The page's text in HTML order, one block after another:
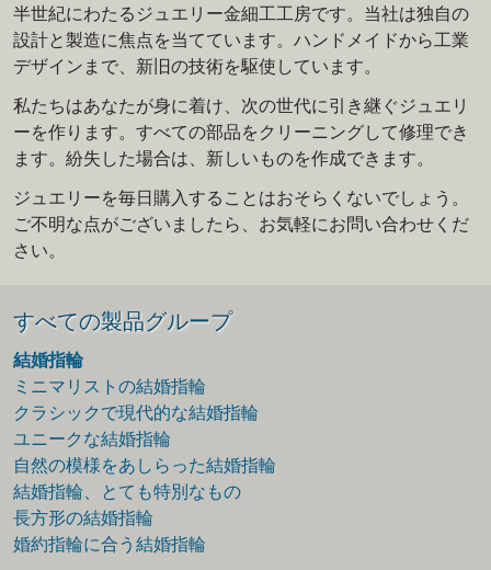
半世紀にわたるジュエリー金細工工房です。当社は独自の
設計と製造に焦点を当てています。ハンドメイドから工業
デザインまで、新旧の技術を駆使しています。
私たちはあなたが身に着け、次の世代に引き継ぐジュエリ
ーを作ります。すべての部品をクリーニングして修理でき
ます。紛失した場合は、新しいものを作成できます。
ジュエリーを毎日購入することはおそらくないでしょう。
ご不明な点がございましたら、お気軽にお問い合わせくだ
さい。
すべての製品グループ
結婚指輪
ミニマリストの結婚指輪
クラシックで現代的な結婚指輪
ユニークな結婚指輪
自然の模様をあしらった結婚指輪
結婚指輪、とても特別なもの
長方形の結婚指輪
婚約指輪に合う結婚指輪